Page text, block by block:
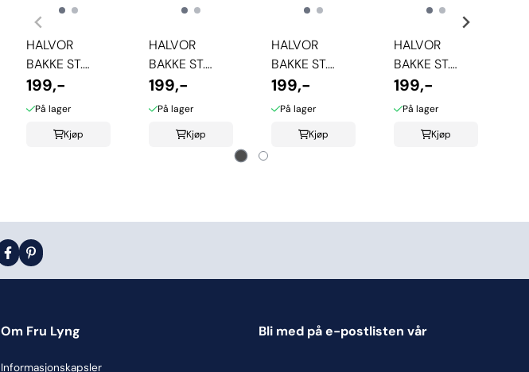
HALVOR
BAKKE ST.
PAUL
HÅNDKLE -
199,-
På lager
Kjøp
HALVOR
BAKKE ST.
PAUL
HÅNDKLE -
199,-
På lager
Kjøp
HALVOR
BAKKE ST.
PAUL
HÅNDKLE -
199,-
På lager
Kjøp
HALVOR
BAKKE ST.
PAUL
HÅNDKLE -
199,-
På lager
Kjøp
Om Fru Lyng
Informasjonskapsler
Bli med på e-postlisten vår